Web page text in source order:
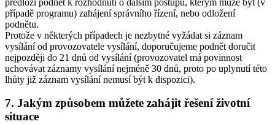
případě programu) zahájení správního řízení, nebo odložení
podnětu.
Protože v některých případech je nezbytné vyžádat si záznam
vysílání od provozovatele vysílání, doporučujeme podnět doručit
nejpozději do 21 dnů od vysílání (provozovatel má povinnost
uchovávat záznamy vysílání nejméně 30 dnů, proto po uplynutí této
lhůty již záznam vysílání nemusí být k dispozici).
7. Jakým způsobem můžete zahájit řešení životní
situace